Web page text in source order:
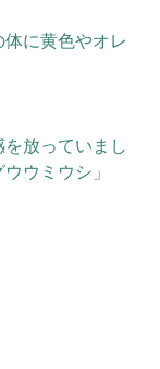
に黄色やオレ
放っていまし
ウミウシ」